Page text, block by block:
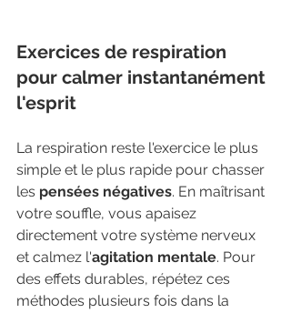
Exercices de respiration
pour calmer instantanément
l'esprit
La respiration reste l'exercice le plus
simple et le plus rapide pour chasser
les pensées négatives. En maîtrisant
votre souffle, vous apaisez
directement votre système nerveux
et calmez l'agitation mentale. Pour
des effets durables, répétez ces
méthodes plusieurs fois dans la